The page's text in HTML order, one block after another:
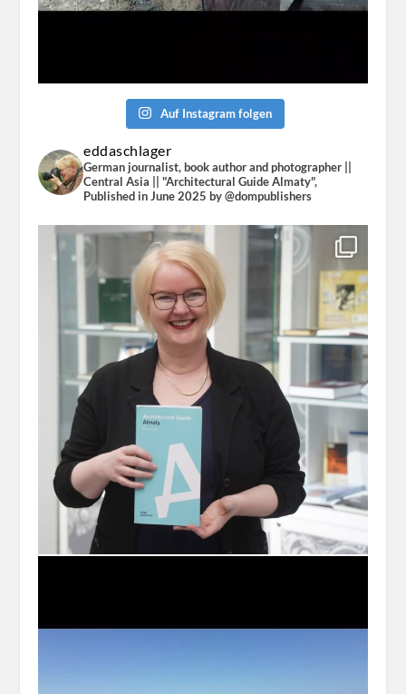
Auf Instagram folgen
eddaschlager
German journalist, book author and photographer ||
Central Asia || "Architectural Guide Almaty",
Published in June 2025 by @dompublishers